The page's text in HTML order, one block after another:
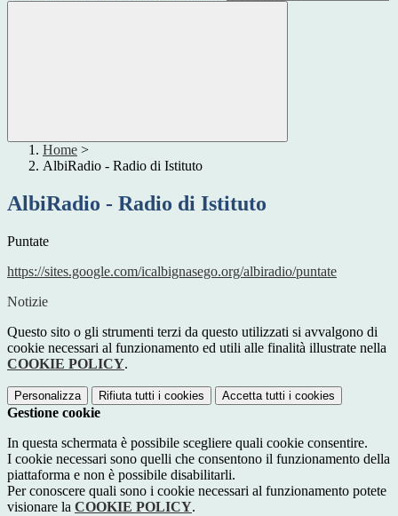
Home >
AlbiRadio - Radio di Istituto
AlbiRadio - Radio di Istituto
Puntate
https://sites.google.com/icalbignasego.org/albiradio/puntate
Notizie
Questo sito o gli strumenti terzi da questo utilizzati si avvalgono di
cookie necessari al funzionamento ed utili alle finalità illustrate nella
COOKIE POLICY.
Personalizza Rifiuta tutti i cookies Accetta tutti i cookies
Gestione cookie
In questa schermata è possibile scegliere quali cookie consentire.
I cookie necessari sono quelli che consentono il funzionamento della
piattaforma e non è possibile disabilitarli.
Per conoscere quali sono i cookie necessari al funzionamento potete
visionare la COOKIE POLICY.